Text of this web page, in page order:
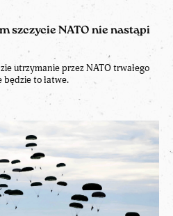
szczycie NATO nie nastąpi
utrzymanie przez NATO trwałego
będzie to łatwe.